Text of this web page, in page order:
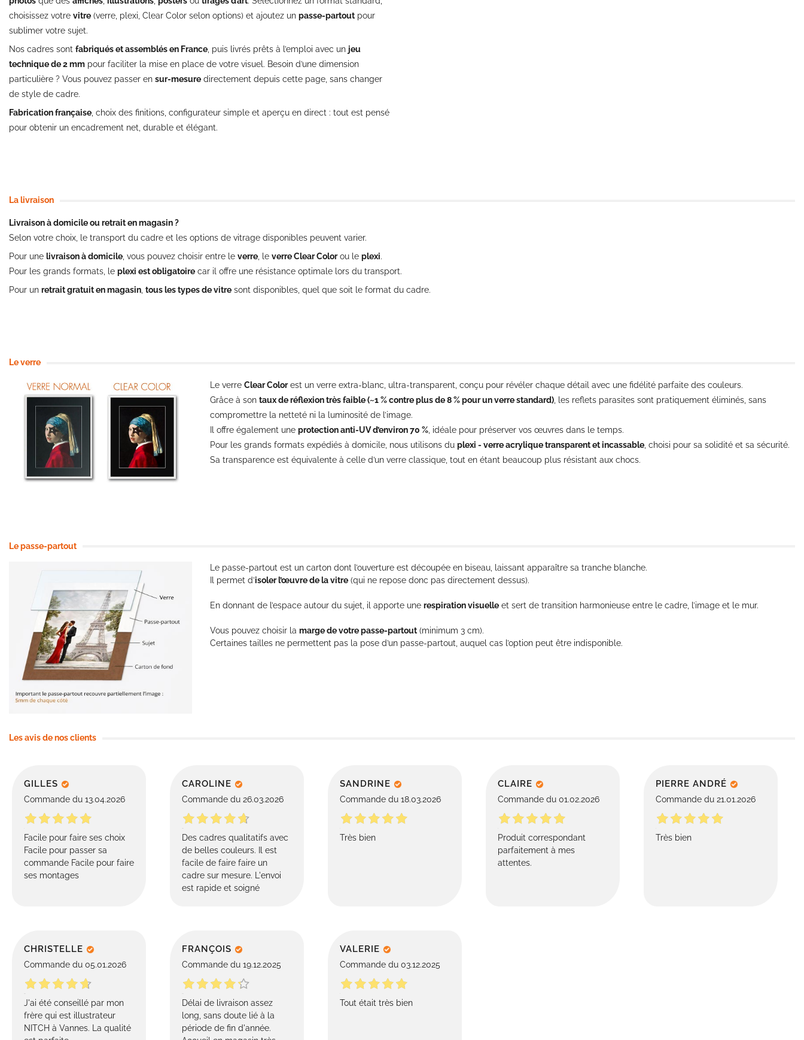
choisissez votre vitre (verre, plexi, Clear Color selon options) et ajoutez un passe-partoutpour
sublimer votre sujet.
Nos cadres sont fabriqués et assemblés en France, puis livrés prêts à l’emploi avec un jeu
technique de 2 mm pour faciliter la mise en place de votre visuel. Besoin d’une dimension
particulière ? Vous pouvez passer en sur-mesure directement depuis cette page, sans changer
de style de cadre.
Fabrication française, choix des finitions, configurateur simple et aperçu en direct : tout est pensé
pour obtenir un encadrement net, durable et élégant.
La livraison
Livraison à domicile ou retrait en magasin ?
Selon votre choix, le transport du cadre et les options de vitrage disponibles peuvent varier.
Pour une livraison à domicile, vous pouvez choisir entre le verre, le verre Clear Colorou le plexi.
Pour les grands formats, le plexi est obligatoire car il offre une résistance optimale lors du transport.
Pour un retrait gratuit en magasin, tous les types de vitre sont disponibles, quel que soit le format du cadre.
Le verre
Le verre Clear Colorest un verre extra-blanc, ultra-transparent, conçu pour révéler chaque détail avec une fidélité parfaite des couleurs.
Grâce à son taux de réflexion très faible (~1 % contre plus de 8 % pour un verre standard), les reflets parasites sont pratiquement éliminés, sans
compromettre la netteté ni la luminosité de l’image.
Il offre également une protection anti-UV d’environ 70 %, idéale pour préserver vos œuvres dans le temps.
Pour les grands formats expédiés à domicile, nous utilisons du plexi - verre acrylique transparent et incassable, choisi pour sa solidité et sa sécurité.
Sa transparence est équivalente à celle d’un verre classique, tout en étant beaucoup plus résistant aux chocs.
Le passe-partout
Le passe-partout est un carton dont l’ouverture est découpée en biseau, laissant apparaître sa tranche blanche.
Il permet d’isoler l’œuvre de la vitre (qui ne repose donc pas directement dessus).
En donnant de l’espace autour du sujet, il apporte une respiration visuelle et sert de transition harmonieuse entre le cadre, l’image et le mur.
Vous pouvez choisir la marge de votre passe-partout (minimum 3 cm).
Certaines tailles ne permettent pas la pose d’un passe-partout, auquel cas l’option peut être indisponible.
Les avis de nos clients
GILLES
Commande du 13.04.2026
Facile pour faire ses choix
Facile pour passer sa
commande Facile pour faire
ses montages
CAROLINE
Commande du 26.03.2026
Des cadres qualitatifs avec
de belles couleurs. Il est
facile de faire faire un
cadre sur mesure. L'envoi
est rapide et soigné
SANDRINE
Commande du 18.03.2026
Très bien
CLAIRE
Commande du 01.02.2026
Produit correspondant
parfaitement à mes
attentes.
PIERRE ANDRÉ
Commande du 21.01.2026
Très bien
CHRISTELLE
Commande du 05.01.2026
J'ai été conseillé par mon
frère qui est illustrateur
NITCH à Vannes. La qualité
FRANÇOIS
Commande du 19.12.2025
Délai de livraison assez
long, sans doute lié à la
période de fin d'année.
VALERIE
Commande du 03.12.2025
Tout était très bien